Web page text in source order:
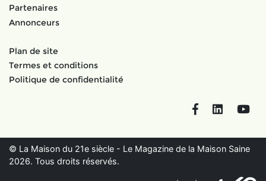
Partenaires
Annonceurs
Plan de site
Termes et conditions
Politique de confidentialité
FacebookLinkedIn
© La Maison du 21e siècle - Le Magazine de la Maison Saine
2026. Tous droits réservés.